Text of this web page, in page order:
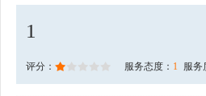
1
评分： 服务态度： 1 服务